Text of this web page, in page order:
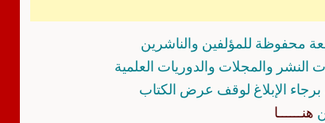
محفوظة للمؤلفين والناشرين
والمجلات والدوريات العلمية
الإبلاغ لوقف عرض الكتاب
هنــــــا